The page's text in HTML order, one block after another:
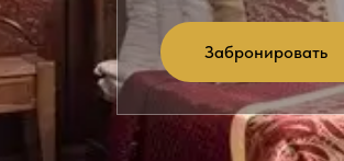
Забронировать